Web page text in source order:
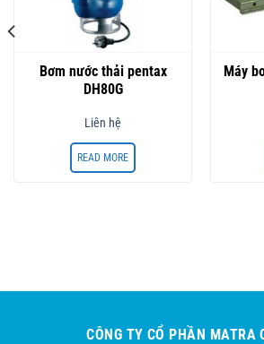
Bơm nước thải pentax
DH80G
Liên hệ
READ MORE
Máy
CÔNG TY CỔ PHẦN MATRA